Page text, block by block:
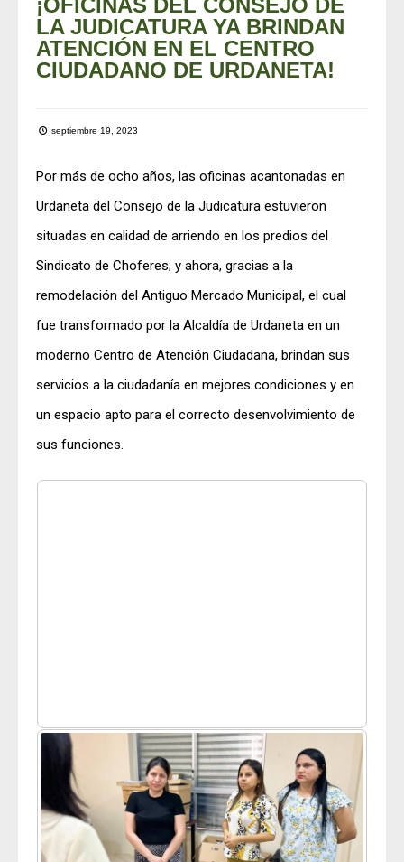
LA JUDICATURA YA BRINDAN
ATENCIÓN EN EL CENTRO
CIUDADANO DE URDANETA!
septiembre 19, 2023
Por más de ocho años, las oficinas acantonadas en
Urdaneta del Consejo de la Judicatura estuvieron
situadas en calidad de arriendo en los predios del
Sindicato de Choferes; y ahora, gracias a la
remodelación del Antiguo Mercado Municipal, el cual
fue transformado por la Alcaldía de Urdaneta en un
moderno Centro de Atención Ciudadana, brindan sus
servicios a la ciudadanía en mejores condiciones y en
un espacio apto para el correcto desenvolvimiento de
sus funciones.